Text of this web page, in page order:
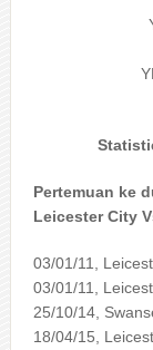
Pertemuan ke
Leicester City
03/01/11,
03/01/11,
25/10/14,
18/04/15,